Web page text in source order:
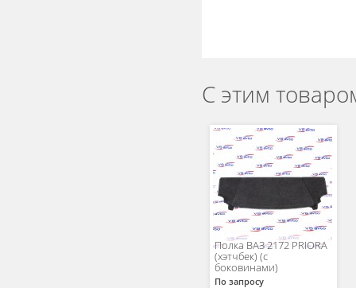
С этим
Полка ВАЗ 2172 PRIORA
(хэтчбек) (с
боковинами)
По запросу